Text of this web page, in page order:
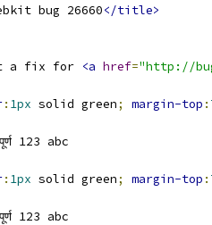
bug 26660</title>
a fix for <a href="http://
: 1px solid green; margin-top :
123 abc
: 1px solid green; margin-top :
123 abc